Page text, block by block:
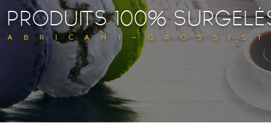
PRODUITS 100%